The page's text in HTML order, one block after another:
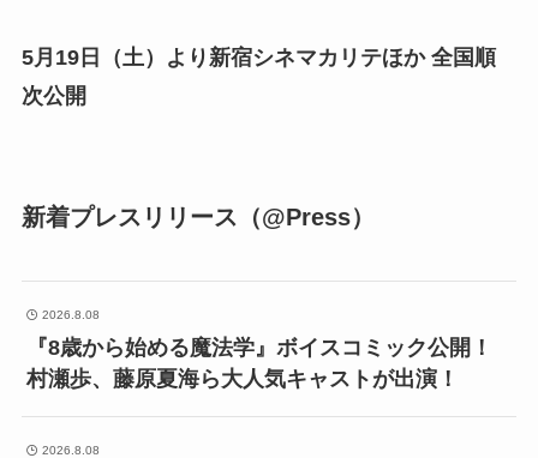
5月19日（土）より新宿シネマカリテほか 全国順
次公開
新着プレスリリース（@Press）
2026.8.08
『8歳から始める魔法学』ボイスコミック公開！
村瀬歩、藤原夏海ら大人気キャストが出演！
2026.8.08